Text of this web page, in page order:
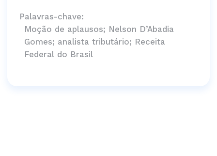
Palavras-chave:
Moção de aplausos; Nelson D’Abadia
Gomes; analista tributário; Receita
Federal do Brasil